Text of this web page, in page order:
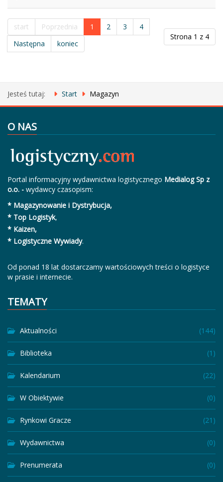
Strona 1 z 4
start Poprzednia 1 2 3
4
Następna
koniec
Jesteś tutaj: Start Magazyn
O NAS
Portal informacyjny wydawnictwa logistycznego Medialog Sp z
o.o. - wydawcy czasopism:
* Magazynowanie i Dystrybucja,
* Top Logistyk,
* Kaizen,
* Logistyczne Wywiady.
Od ponad 18 lat dostarczamy wartościowych treści o logistyce
w prasie i internecie.
TEMATY
Aktualności (144)
Biblioteka (1)
Kalendarium (22)
W Obiektywie (0)
Rynkowi Gracze (21)
Wydawnictwa (0)
Prenumerata (0)